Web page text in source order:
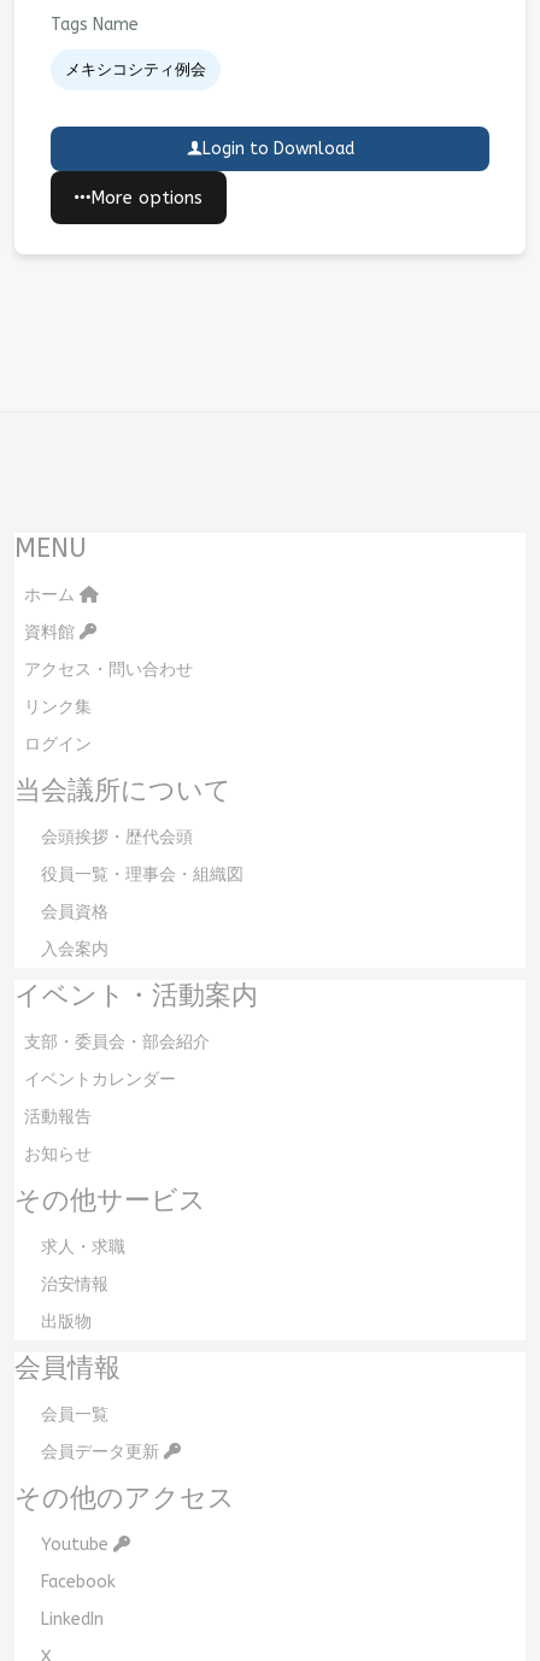
Tags Name
メキシコシティ例会
Login to Download
More options
MENU
ホーム
資料館
アクセス・問い合わせ
リンク集
ログイン
当会議所について
会頭挨拶・歴代会頭
役員一覧・理事会・組織図
会員資格
入会案内
イベント・活動案内
支部・委員会・部会紹介
イベントカレンダー
活動報告
お知らせ
その他サービス
求人・求職
治安情報
出版物
会員情報
会員一覧
会員データ更新
その他のアクセス
Youtube
Facebook
LinkedIn
X